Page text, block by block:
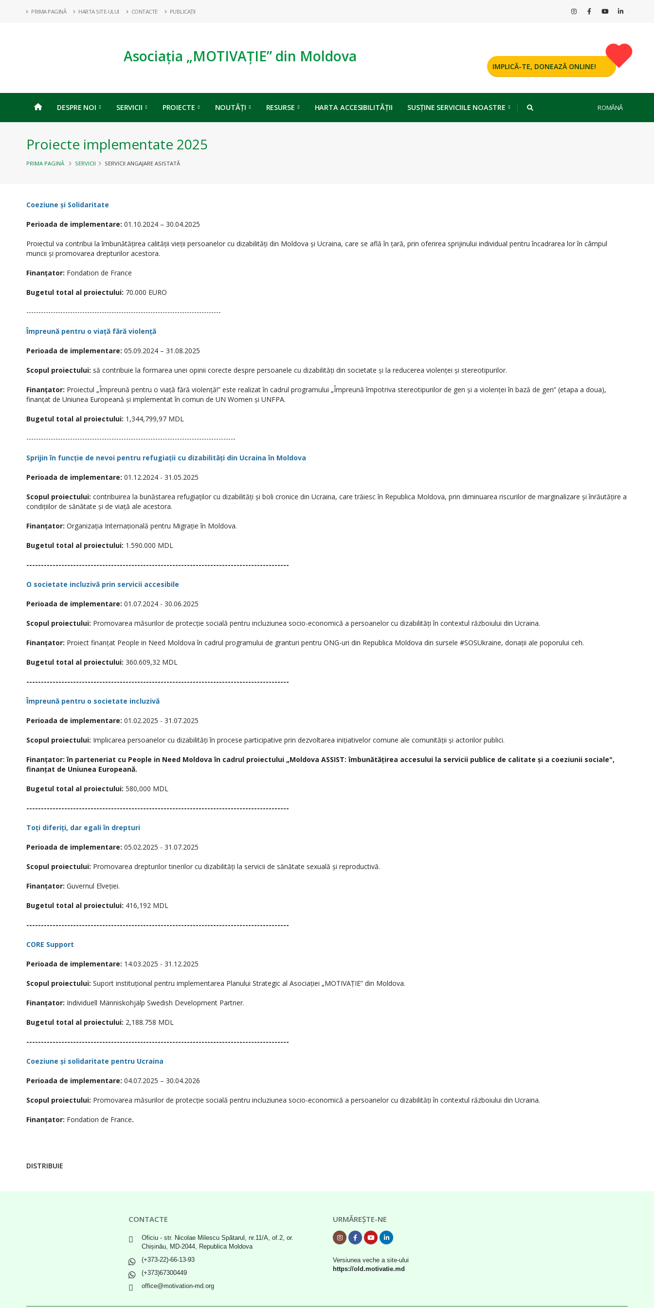
PRIMA PAGINĂ HARTA SITE-ULUI CONTACTE PUBLICAȚII
Asociația „MOTIVAȚIE” din Moldova
IMPLICĂ-TE, DONEAZĂ ONLINE!
DESPRE NOI SERVICII PROIECTE NOUTĂȚI RESURSE HARTA ACCESIBILITĂȚII SUSȚINE SERVICIILE NOASTRE ROMÂNĂ
Proiecte implementate 2025
PRIMA PAGINĂ SERVICII SERVICII ANGAJARE ASISTATĂ
Coeziune și Solidaritate
Perioada de implementare: 01.10.2024 – 30.04.2025
Proiectul va contribui la îmbunătățirea calității vieții persoanelor cu dizabilități din Moldova și Ucraina, care se află în țară, prin oferirea sprijinului individual pentru încadrarea lor în câmpul
muncii și promovarea drepturilor acestora.
Finanțator: Fondation de France
Bugetul total al proiectului: 70.000 EURO
--------------------------------------------------------------------------------
Împreună pentru o viață fără violență
Perioada de implementare: 05.09.2024 – 31.08.2025
Scopul proiectului: să contribuie la formarea unei opinii corecte despre persoanele cu dizabilități din societate și la reducerea violenței și stereotipurilor.
Finanțator: Proiectul „Împreună pentru o viață fără violență!” este realizat în cadrul programului „Împreună împotriva stereotipurilor de gen și a violenței în bază de gen” (etapa a doua),
finanțat de Uniunea Europeană și implementat în comun de UN Women și UNFPA.
Bugetul total al proiectului: 1,344,799,97 MDL
--------------------------------------------------------------------------------------
Sprijin în funcție de nevoi pentru refugiații cu dizabilități din Ucraina în Moldova
Perioada de implementare: 01.12.2024 - 31.05.2025
Scopul proiectului: contribuirea la bunăstarea refugiaților cu dizabilități și boli cronice din Ucraina, care trăiesc în Republica Moldova, prin diminuarea riscurilor de marginalizare și înrăutățire a
condițiilor de sănătate și de viață ale acestora.
Finanțator: Organizația Internațională pentru Migrație în Moldova.
Bugetul total al proiectului: 1.590.000 MDL
------------------------------------------------------------------------------------------
O societate incluzivă prin servicii accesibile
Perioada de implementare: 01.07.2024 - 30.06.2025
Scopul proiectului: Promovarea măsurilor de protecție socială pentru incluziunea socio-economică a persoanelor cu dizabilități în contextul războiului din Ucraina.
Finanțator: Proiect finanțat People in Need Moldova în cadrul programului de granturi pentru ONG-uri din Republica Moldova din sursele #SOSUkraine, donații ale poporului ceh.
Bugetul total al proiectului: 360.609,32 MDL
------------------------------------------------------------------------------------------
Împreună pentru o societate incluzivă
Perioada de implementare: 01.02.2025 - 31.07.2025
Scopul proiectului: Implicarea persoanelor cu dizabilități în procese participative prin dezvoltarea inițiativelor comune ale comunității și actorilor publici.
Finanțator: în parteneriat cu People in Need Moldova în cadrul proiectului „Moldova ASSIST: îmbunătățirea accesului la servicii publice de calitate și a coeziunii sociale",
finanțat de Uniunea Europeană.
Bugetul total al proiectului: 580,000 MDL
------------------------------------------------------------------------------------------
Toți diferiți, dar egali în drepturi
Perioada de implementare: 05.02.2025 - 31.07.2025
Scopul proiectului: Promovarea drepturilor tinerilor cu dizabilități la servicii de sănătate sexuală și reproductivă.
Finanțator: Guvernul Elveției.
Bugetul total al proiectului: 416,192 MDL
------------------------------------------------------------------------------------------
CORE Support
Perioada de implementare: 14.03.2025 - 31.12.2025
Scopul proiectului: Suport instituțional pentru implementarea Planului Strategic al Asociației „MOTIVAȚIE” din Moldova.
Finanțator: Individuell Människohjälp Swedish Development Partner.
Bugetul total al proiectului: 2,188.758 MDL
------------------------------------------------------------------------------------------
Coeziune și solidaritate pentru Ucraina
Perioada de implementare: 04.07.2025 – 30.04.2026
Scopul proiectului: Promovarea măsurilor de protecție socială pentru incluziunea socio-economică a persoanelor cu dizabilități în contextul războiului din Ucraina.
Finanțator: Fondation de France.
DISTRIBUIE
CONTACTE
Oficiu - str. Nicolae Milescu Spătarul, nr.11/A, of.2, or.
Chișinău, MD-2044, Republica Moldova
(+373-22)-66-13-93
(+373)67300449
office@motivation-md.org
URMĂREȘTE-NE
Versiunea veche a site-ului
https://old.motivatie.md